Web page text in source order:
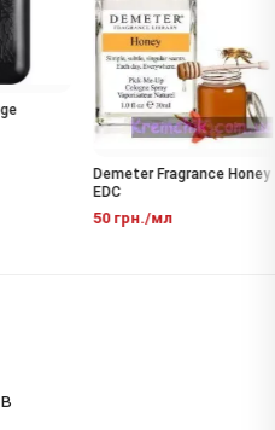
Demeter Fragrance Honey
EDC
50 грн./мл